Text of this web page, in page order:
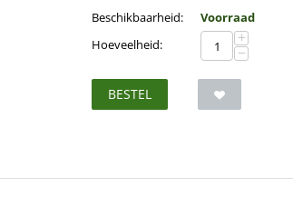
Beschikbaarheid:
Voorraad
Hoeveelheid:
+
−
BESTEL